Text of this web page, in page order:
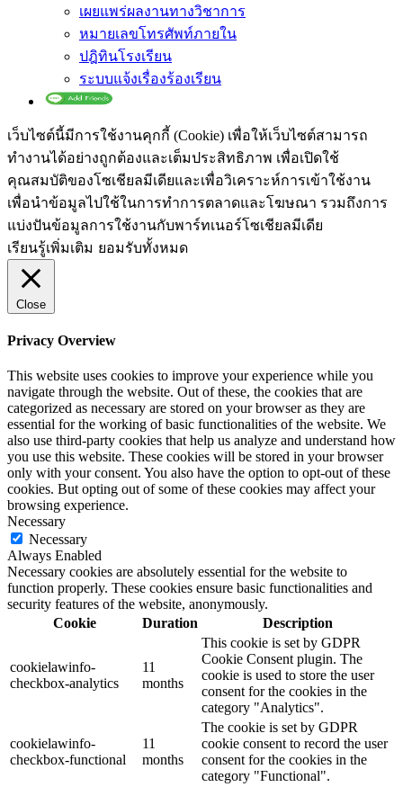
เผยแพร่ผลงานทางวิชาการ
หมายเลขโทรศัพท์ภายใน
ปฎิทินโรงเรียน
ระบบแจ้งเรื่องร้องเรียน
เว็บไซต์นี้มีการใช้งานคุกกี้ (Cookie) เพื่อให้เว็บไซต์สามารถ
ทำงานได้อย่างถูกต้องและเต็มประสิทธิภาพ​ เพื่อเปิดใช้
คุณสมบัติของโซเชียล​มีเดียและเพื่อวิเคราะห์การเข้าใช้งาน
เพื่อนำข้อมูลไปใช้ในการทำการตลาดและโฆษณา​ รวมถึงการ
แบ่งปันข้อมูลการใช้งานกับพาร์ทเนอร์​โซเชียล​มีเดีย
เรียนรู้เพิ่มเติม ยอมรับทั้งหมด
Close
Privacy Overview
This website uses cookies to improve your experience while you
navigate through the website. Out of these, the cookies that are
categorized as necessary are stored on your browser as they are
essential for the working of basic functionalities of the website. We
also use third-party cookies that help us analyze and understand how
you use this website. These cookies will be stored in your browser
only with your consent. You also have the option to opt-out of these
cookies. But opting out of some of these cookies may affect your
browsing experience.
Necessary
Necessary
Always Enabled
Necessary cookies are absolutely essential for the website to
function properly. These cookies ensure basic functionalities and
security features of the website, anonymously.
Cookie
Duration Description
cookielawinfo-
checkbox-analytics
11
months
This cookie is set by GDPR
Cookie Consent plugin. The
cookie is used to store the user
consent for the cookies in the
category "Analytics".
cookielawinfo-
checkbox-functional
11
months
The cookie is set by GDPR
cookie consent to record the user
consent for the cookies in the
category "Functional".